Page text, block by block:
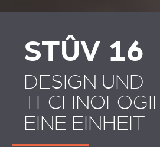
STÛV 16
DESIGN UND
EINE EINHEIT